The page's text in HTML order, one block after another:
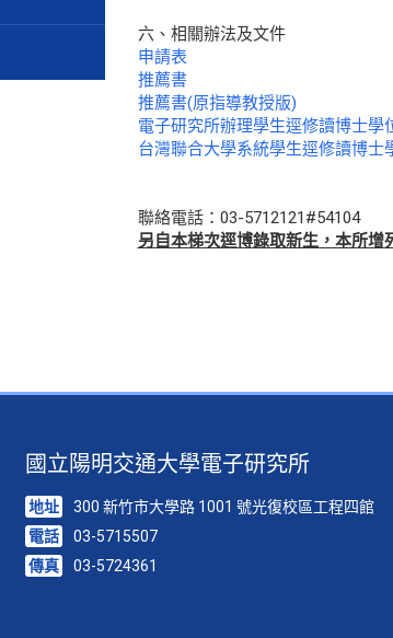
六、相關辦法及文件
申請表
推薦書
推薦書(原指導教授版)
電子研究所辦理學生逕修讀博士學
台灣聯合大學系統學生逕修讀博士
聯絡電話：03-5712121#54104
另自本梯次逕博錄取新生，本所增
國立陽明交通大學電子研究所
地址
300 新竹市大學路 1001 號光復校區工程四館
電話
03-5715507
傳真
03-5724361